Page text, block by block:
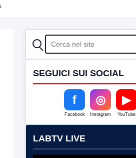
CERCA
SEGUICI SUI SOCIAL
f
Facebook
◎
Instagram
▶
YouTube
LABTV LIVE